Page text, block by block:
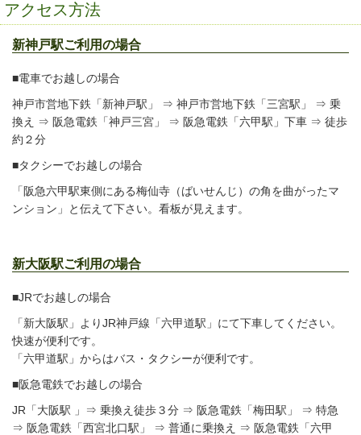
アクセス方法
新神戸駅ご利用の場合
■電車でお越しの場合
神戸市営地下鉄「新神戸駅」 ⇒ 神戸市営地下鉄「三宮駅」 ⇒ 乗
換え ⇒ 阪急電鉄「神戸三宮」 ⇒ 阪急電鉄「六甲駅」下車 ⇒ 徒歩
約２分
■タクシーでお越しの場合
「阪急六甲駅東側にある梅仙寺（ばいせんじ）の角を曲がったマ
ンション」と伝えて下さい。看板が見えます。
新大阪駅ご利用の場合
■JRでお越しの場合
「新大阪駅」よりJR神戸線「六甲道駅」にて下車してください。
快速が便利です。
「六甲道駅」からはバス・タクシーが便利です。
■阪急電鉄でお越しの場合
JR「大阪駅 」⇒ 乗換え徒歩３分 ⇒ 阪急電鉄「梅田駅」 ⇒ 特急
⇒ 阪急電鉄「西宮北口駅」 ⇒ 普通に乗換え ⇒ 阪急電鉄「六甲